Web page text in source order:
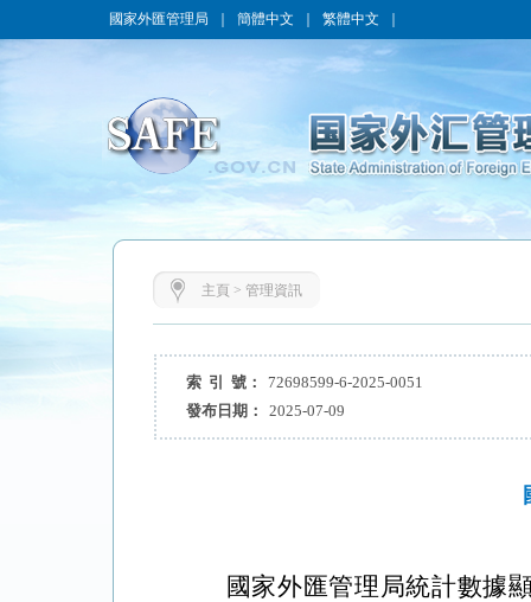
國家外匯管理局 簡體中文 繁體中文
主頁 > 管理資訊
索 引 號：
72698599-6-2025-0051
發布日期：
2025-07-09
國家外匯管理局統計數據